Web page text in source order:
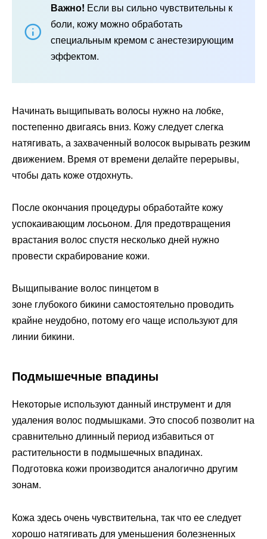
Важно! Если вы сильно чувствительны к
боли, кожу можно обработать
специальным кремом с анестезирующим
эффектом.
Начинать выщипывать волосы нужно на лобке,
постепенно двигаясь вниз. Кожу следует слегка
натягивать, а захваченный волосок вырывать резким
движением. Время от времени делайте перерывы,
чтобы дать коже отдохнуть.
После окончания процедуры обработайте кожу
успокаивающим лосьоном. Для предотвращения
врастания волос спустя несколько дней нужно
провести скрабирование кожи.
Выщипывание волос пинцетом в
зоне глубокого бикини самостоятельно проводить
крайне неудобно, потому его чаще используют для
линии бикини.
Подмышечные впадины
Некоторые используют данный инструмент и для
удаления волос подмышками. Это способ позволит на
сравнительно длинный период избавиться от
растительности в подмышечных впадинах.
Подготовка кожи производится аналогично другим
зонам.
Кожа здесь очень чувствительна, так что ее следует
хорошо натягивать для уменьшения болезненных